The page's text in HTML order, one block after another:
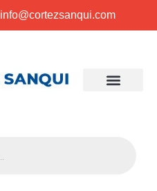
info@cortezsanqui.com